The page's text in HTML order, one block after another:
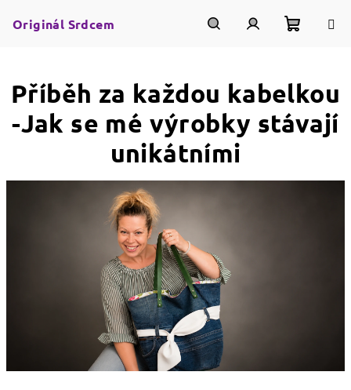
Originál Srdcem
košík
Příběh za každou kabelkou
-Jak se mé výrobky stávají
unikátními